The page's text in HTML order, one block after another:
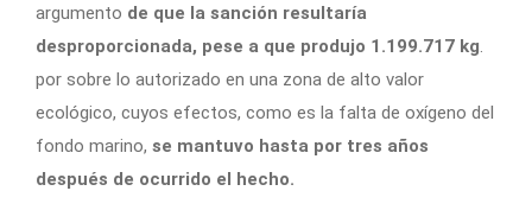
argumento de que la sanción resultaría
desproporcionada, pese a que produjo 1.199.717 kg.
por sobre lo autorizado en una zona de alto valor
ecológico, cuyos efectos, como es la falta de oxígeno del
fondo marino, se mantuvo hasta por tres años
después de ocurrido el hecho.